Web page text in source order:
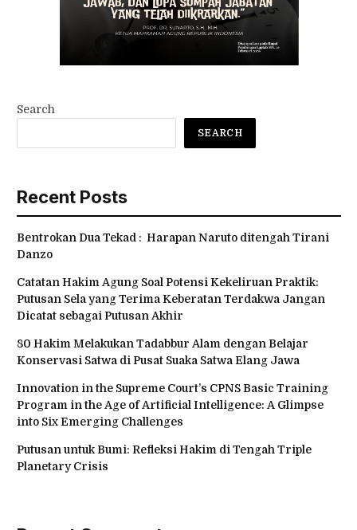
Search
SEARCH
Recent Posts
Bentrokan Dua Tekad : Harapan Naruto ditengah Tirani
Danzo
Catatan Hakim Agung Soal Potensi Kekeliruan Praktik:
Putusan Sela yang Terima Keberatan Terdakwa Jangan
Dicatat sebagai Putusan Akhir
80 Hakim Melakukan Tadabbur Alam dengan Belajar
Konservasi Satwa di Pusat Suaka Satwa Elang Jawa
Innovation in the Supreme Court’s CPNS Basic Training
Program in the Age of Artificial Intelligence: A Glimpse
into Six Emerging Challenges
Putusan untuk Bumi: Refleksi Hakim di Tengah Triple
Planetary Crisis